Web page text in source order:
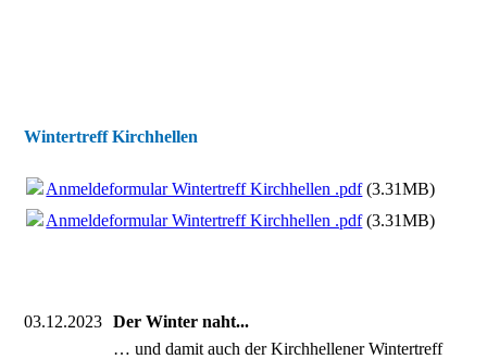
Wintertreff Kirchhellen
Anmeldeformular Wintertreff Kirchhellen .pdf(3.31MB)
Anmeldeformular Wintertreff Kirchhellen .pdf(3.31MB)
03.12.2023
Der Winter naht...
… und damit auch der Kirchhellener Wintertreff